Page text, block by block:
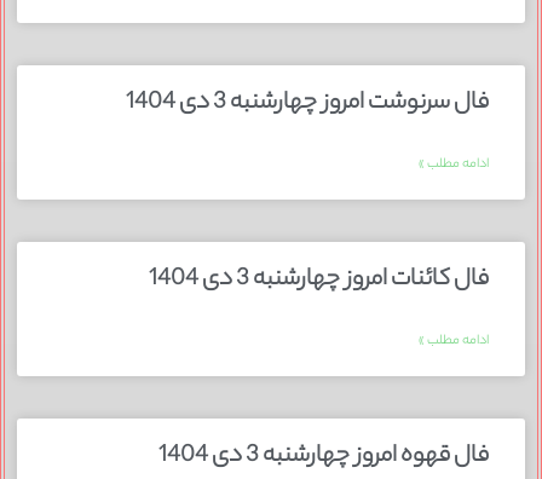
فال سرنوشت امروز چهارشنبه 3 دی 1404
ادامه مطلب »
فال کائنات امروز چهارشنبه 3 دی 1404
ادامه مطلب »
فال قهوه امروز چهارشنبه 3 دی 1404